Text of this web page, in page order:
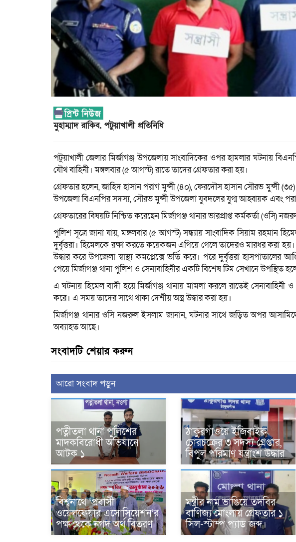
মুহাম্মাদ রাকিব, পটুয়াখালী প্রতিনিধি
পটুয়াখালী জেলার মির্জাগ‌ঞ্জ উপজেলায় সাংবা‌দিকের ওপর হামলার ঘটনায়
যৌথ বা‌হিনী। মঙ্গলবার (৫ আগস্ট) রাতে তাদের গ্রেফতার করা হয়।
গ্রেফতার হ‌লেন, জাহিদ হাসান পরাগ মুন্সী (৪০), ফেরদৌস হাসান সৌরভ মুন্সী
উপজেলা বিএনপির সদস্য, সৌরভ মুন্সী উপজেলা যুবদলের যুগ্ম আহ্বায়ক এবং
গ্রেফতারের বিষয়টি নিশ্চিত করেছেন মির্জাগঞ্জ থানার ভারপ্রাপ্ত কর্মকর্তা (ও‌সি)
পুলিশ সূত্রে জানা যায়, মঙ্গলবার (৫ আগস্ট) সন্ধ্যায় সাংবা‌দিক সিয়াম রহমান
দুর্বৃত্তরা। হিমেলকে রক্ষা করতে কয়েকজন এগিয়ে গেলে তাদেরও মারধর করা
উদ্ধার করে উপজেলা স্বাস্থ্য কমপ্লেক্সে ভর্তি করে। প‌রে দুর্বৃত্তরা হাসপাতালের
পে‌য়ে মির্জাগঞ্জ থানা পুলিশ ও সেনাবাহিনীর একটি বিশেষ টিম সেখা‌নে উপ‌স্থিত
এ ঘটনায় হিমেল বাদী হয়ে মির্জাগঞ্জ থানায় মামলা ক‌রলে রা‌তেই
ক‌রে। এ সময় তা‌দের সা‌থে থাকা দেশীয় অস্ত্র উদ্ধার করা হয়।
মির্জাগঞ্জ থানার ওসি নজরুল ইসলাম জানান, ঘটনার সা‌থে জড়িত অপর
অব্যাহত আছে।
সংবাদটি শেয়ার করুন
আরো সংবাদ পড়ুন
পত্নীতলা থানা পুলিশের
মাদকবিরোধী অভিযানে
আটক ১
ঠাকুরগাঁওয়ে ইজিবাইক
চোরচক্রের ৩ সদস্য গ্রেপ্তার,
বিপুল পরিমাণ যন্ত্রাংশ উদ্ধার ‎
বিশ্বনাথে ‘প্রবাসী
ওয়েলফেয়ার এসোসিয়েশন’র
পক্ষ থেকে নগদ অর্থ বিতরণ
মন্ত্রীর নাম ভাঙিয়ে তদবির
বাণিজ্য মোংলায় গ্রেফতার ১
সিল-স্টাম্প প্যাড জব্দ।